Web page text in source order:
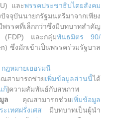
และพรรคประชาธิปไตยสังคม
จจุบันนายกรัฐมนตรีมาจากเพียง
รรคที่เล็กกว่าซึ่งมีบทบาทสำคัญ
(FDP) และกลุ่มพันธมิตร 90/
ซึ่งมักเข้าเป็นพรรคร่วมรัฐบาล
กฎหมายเยอรมนี
มารถช่วยเพิ่มข้อมูลส่วนนี้ได้
ก้]ความสัมพันธ์กับสหภาพ
ล คุณสามารถช่วยเพิ่มข้อมูล
ะเทศฝรั่งเศส มีบทบาทเป็นผู้นำ